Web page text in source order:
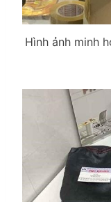
Hình ảnh minh